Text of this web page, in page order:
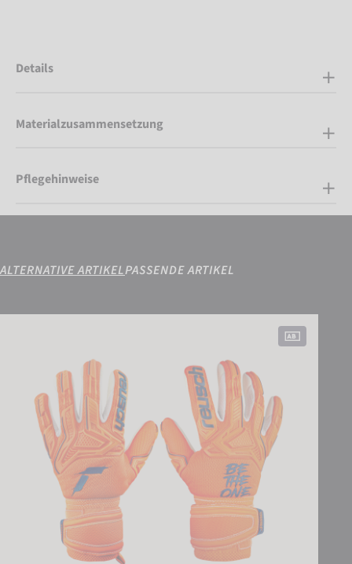
Details
Materialzusammensetzung
Pflegehinweise
ALTERNATIVE ARTIKELPASSENDE ARTIKEL